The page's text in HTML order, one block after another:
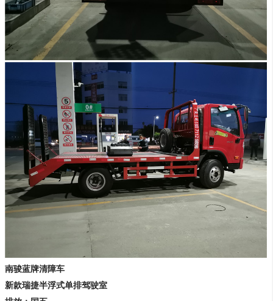
南骏蓝牌清障车
新款瑞捷半浮式单排驾驶室